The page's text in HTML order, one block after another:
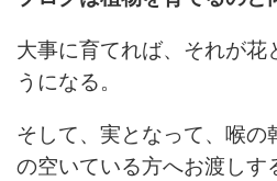
大事に育てれば、それが花
うになる。
そして、実となって、喉の
の空いている方へお渡しす